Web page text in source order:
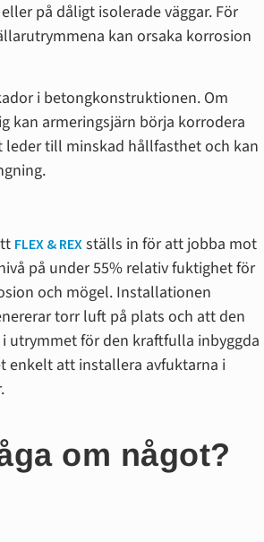
på dåligt isolerade väggar. För
kan orsaka korrosion
i betongkonstruktionen. Om
kan armeringsjärn börja korrodera
till minskad hållfasthet och kan
FLEX & REX ställs in för att jobba mot
på under 55% relativ fuktighet för
och mögel. Installationen
torr luft på plats och att den
utrymmet för den kraftfulla inbyggda
enkelt att installera avfuktarna i
om något?​